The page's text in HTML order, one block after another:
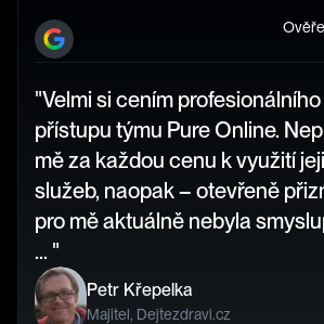
"Velmi si cením
přístupu týmu Pure Online.
mě za každou cenu k využití
služeb, naopak – otevřeně
pro mě aktuálně nebyla
… "
Petr Křepelka
Majitel, Dejtezdravi.cz